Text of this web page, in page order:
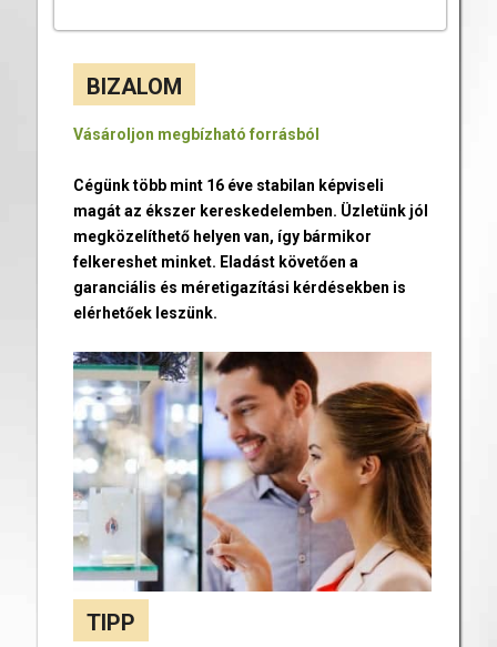
BIZALOM
Vásároljon megbízható forrásból
Cégünk több mint 16 éve stabilan képviseli
magát az ékszer kereskedelemben. Üzletünk jól
megközelíthető helyen van, így bármikor
felkereshet minket. Eladást követően a
garanciális és méretigazítási kérdésekben is
elérhetőek leszünk.
TIPP